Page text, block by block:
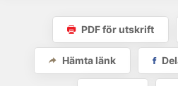
PDF för utskrift
Hämta länk